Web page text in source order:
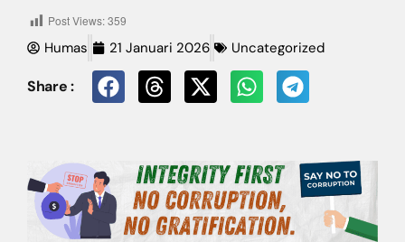
Post Views:359
Humas 21 Januari 2026 Uncategorized
Share :